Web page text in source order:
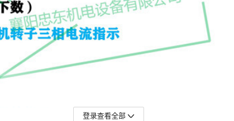
登录查看全部